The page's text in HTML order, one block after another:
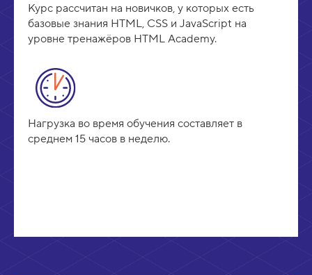
Курс рассчитан на новичков, у которых есть
базовые знания HTML, CSS и JavaScript на
уровне тренажёров HTML Academy.
Нагрузка во время обучения составляет в
среднем 15 часов в неделю.